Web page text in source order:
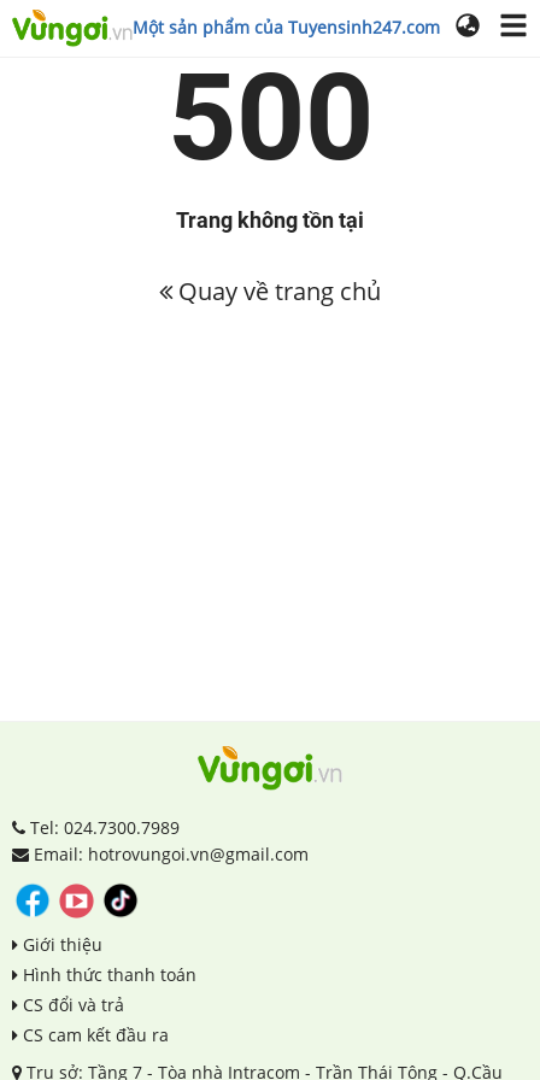
Một sản phẩm của Tuyensinh247.com
500
Trang không tồn tại
Quay về trang chủ
Tel: 024.7300.7989
Email: hotrovungoi.vn@gmail.com
Giới thiệu
Hình thức thanh toán
CS đổi và trả
CS cam kết đầu ra
Trụ sở: Tầng 7 - Tòa nhà Intracom - Trần Thái Tông - Q.Cầu